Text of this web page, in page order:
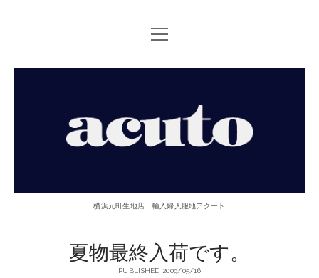
TOP PAGE
ACUTOについて
open
menu
元
横浜元町生地店 輸入婦人服地アクート
夏物最終入荷です。
PUBLISHED 2009/05/16